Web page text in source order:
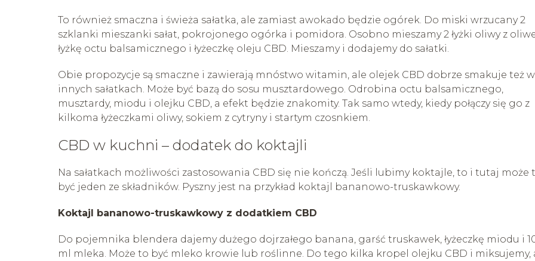
To również smaczna i świeża sałatka, ale zamiast awokado będzie ogórek. Do miski wrzucany 2
szklanki mieszanki sałat, pokrojonego ogórka i pomidora. Osobno mieszamy 2 łyżki oliwy z
łyżkę octu balsamicznego i łyżeczkę oleju CBD. Mieszamy i dodajemy do sałatki.
Obie propozycje są smaczne i zawierają mnóstwo witamin, ale olejek CBD dobrze smakuje też w
innych sałatkach. Może być bazą do sosu musztardowego. Odrobina octu balsamicznego,
musztardy, miodu i olejku CBD, a efekt będzie znakomity. Tak samo wtedy, kiedy połączy się go z
kilkoma łyżeczkami oliwy, sokiem z cytryny i startym czosnkiem.
CBD w kuchni – dodatek do koktajli
Na sałatkach możliwości zastosowania CBD się nie kończą. Jeśli lubimy koktajle, to i tutaj może
być jeden ze składników. Pyszny jest na przykład koktajl bananowo-truskawkowy.
Koktajl bananowo-truskawkowy z dodatkiem CBD
Do pojemnika blendera dajemy dużego dojrzałego banana, garść truskawek, łyżeczkę miodu i
ml mleka. Może to być mleko krowie lub roślinne. Do tego kilka kropel olejku CBD i miksujemy,